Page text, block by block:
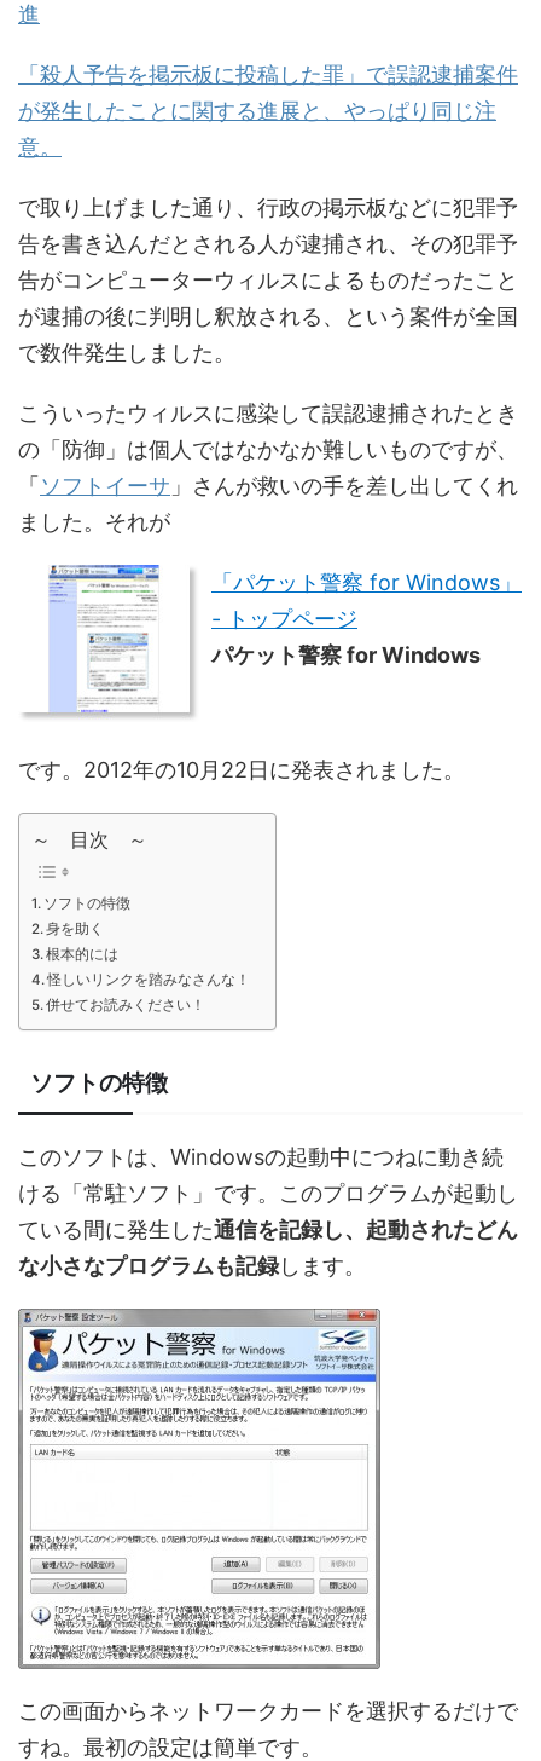
進
「殺人予告を掲示板に投稿した罪」で誤認逮捕案件
が発生したことに関する進展と、やっぱり同じ注
意。
で取り上げました通り、行政の掲示板などに犯罪予
告を書き込んだとされる人が逮捕され、その犯罪予
告がコンピューターウィルスによるものだったこと
が逮捕の後に判明し釈放される、という案件が全国
で数件発生しました。
こういったウィルスに感染して誤認逮捕されたとき
の「防御」は個人ではなかなか難しいものですが、
「 ソフトイーサ 」さんが救いの手を差し出してくれ
ました。それが
「パケット警察 for Windows」
- トップページ
パケット警察 for Windows
です。2012年の10月22日に発表されました。
～ 目次 ～
ソフトの特徴
身を助く
根本的には
怪しいリンクを踏みなさんな！
併せてお読みください！
ソフトの特徴
このソフトは、Windowsの起動中につねに動き続
ける「常駐ソフト」です。このプログラムが起動し
ている間に発生した通信を記録し、起動されたどん
な小さなプログラムも記録します。
この画面からネットワークカードを選択するだけで
すね。最初の設定は簡単です。